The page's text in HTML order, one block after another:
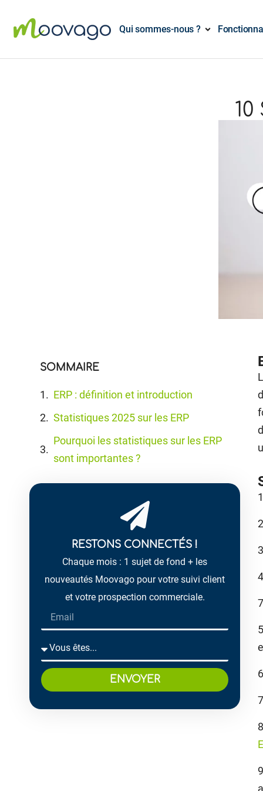
Qui sommes-nous ?
SOMMAIRE
ERP : définition et introduction
Statistiques 2025 sur les ERP
Pourquoi les statistiques sur les ERP
sont importantes ?
RESTONS CONNECTÉS !
Chaque mois : 1 sujet de fond + les
nouveautés Moovago pour votre suivi client
et votre prospection commerciale.
ENVOYER